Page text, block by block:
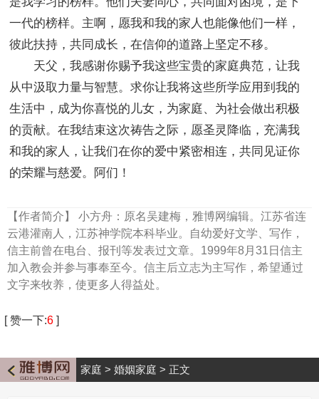
一代的榜样。主啊，愿我和我的家人也能像他们一样，
彼此扶持，共同成长，在信仰的道路上坚定不移。
天父，我感谢你赐予我这些宝贵的家庭典范，让我
从中汲取力量与智慧。求你让我将这些所学应用到我的
生活中，成为你喜悦的儿女，为家庭、为社会做出积极
的贡献。在我结束这次祷告之际，愿圣灵降临，充满我
和我的家人，让我们在你的爱中紧密相连，共同见证你
的荣耀与慈爱。阿们！
【作者简介】
小方舟：原名吴建梅，雅博网编辑。江苏省连
云港灌南人，江苏神学院本科毕业。自幼爱好文学、写作，
信主前曾在电台、报刊等发表过文章。1999年8月31日信主
加入教会并参与事奉至今。信主后立志为主写作，希望通过
文字来牧养，使更多人得益处。
[赞一下:6 ]
家庭 > 婚姻家庭 > 正文